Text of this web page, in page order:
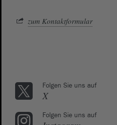
zum Kontaktformular
Folgen Sie uns auf
X
Folgen Sie uns auf